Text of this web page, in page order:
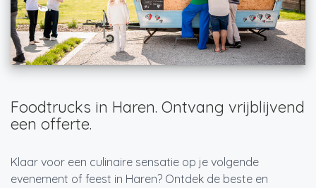
Foodtrucks in Haren. Ontvang vrijblijvend
een offerte.
Klaar voor een culinaire sensatie op je volgende
evenement of feest in Haren? Ontdek de beste en